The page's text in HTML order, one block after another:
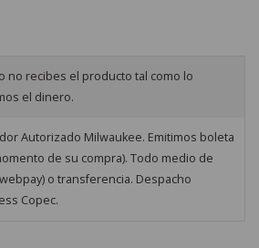
no recibes el producto tal como lo
el dinero.
Autorizado Milwaukee. Emitimos boleta
de su compra). Todo medio de
o transferencia. Despacho
Copec.